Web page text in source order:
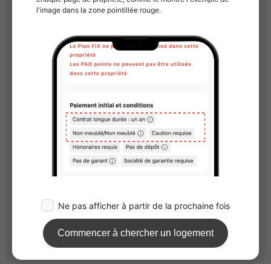
frais initiaux
※）Estimation basée sur une date de début
de contrat au premier jour du mois.
sont pas inclus.
Durée du
2 ans et 0 mois.
(mensuel) "G-Maison Fussa Ushihama Lint" :
parfait pour une nouvelle maison dans la
région de Fussa. La sécurité est excellente,
avec l'installation d'un interphone TV et
livrée avec un système de cuisine, elle est
un logement. Nous disposons d'une mine
d'informations sur les locations et nous
serons heureux de répondre à toutes vos